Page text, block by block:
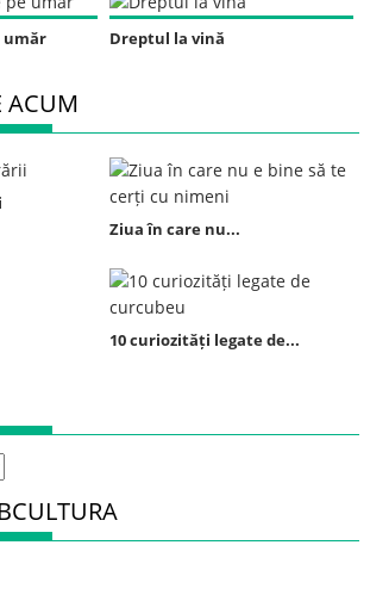
umăr Dreptul la vină
ACUM
Ziua în care nu...
10 curiozități legate de...